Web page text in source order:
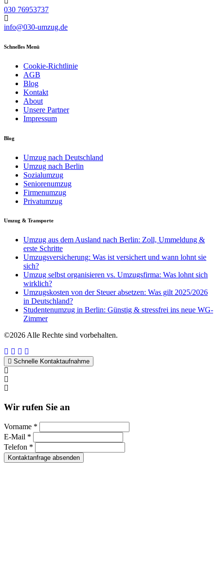
030 76953737
info@030-umzug.de
Schnelles Menü
Cookie-Richtlinie
AGB
Blog
Kontakt
About
Unsere Partner
Impressum
Blog
Umzug nach Deutschland
Umzug nach Berlin
Sozialumzug
Seniorenumzug
Firmenumzug
Privatumzug
Umzug & Transporte
Umzug aus dem Ausland nach Berlin: Zoll, Ummeldung &
erste Schritte
Umzugsversicherung: Was ist versichert und wann lohnt sie
sich?
Umzug selbst organisieren vs. Umzugsfirma: Was lohnt sich
wirklich?
Umzugskosten von der Steuer absetzen: Was gilt 2025/2026
in Deutschland?
Studentenumzug in Berlin: Günstig & stressfrei ins neue WG-
Zimmer
©2026 Alle Rechte sind vorbehalten.
Schnelle Kontaktaufnahme
Wir rufen Sie an
Vorname *
E-Mail *
Telefon *